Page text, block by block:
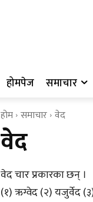
होमपेज समाचार
होम समाचार वेद
वेद
वेद चार प्रकारका छन् ।
(१) ऋग्वेद (२) यजुर्वेद